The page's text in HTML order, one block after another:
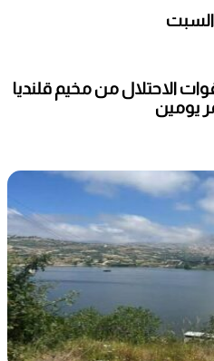
السبت
الاحتلال من مخيم قلنديا
يومين